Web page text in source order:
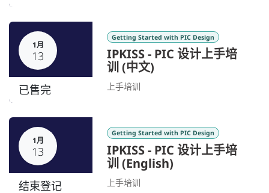
1月
13
已售完
Getting Started with PIC Design
IPKISS - PIC 设计上手培
训 (中文)
上手培训
1月
13
结束登记
Getting Started with PIC Design
IPKISS - PIC 设计上手培
训 (English)
上手培训